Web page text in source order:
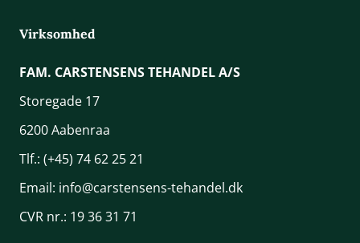
Virksomhed
FAM. CARSTENSENS TEHANDEL A/S
Storegade 17
6200 Aabenraa
Tlf.: (+45) 74 62 25 21
Email: info@carstensens-tehandel.dk
CVR nr.: 19 36 31 71